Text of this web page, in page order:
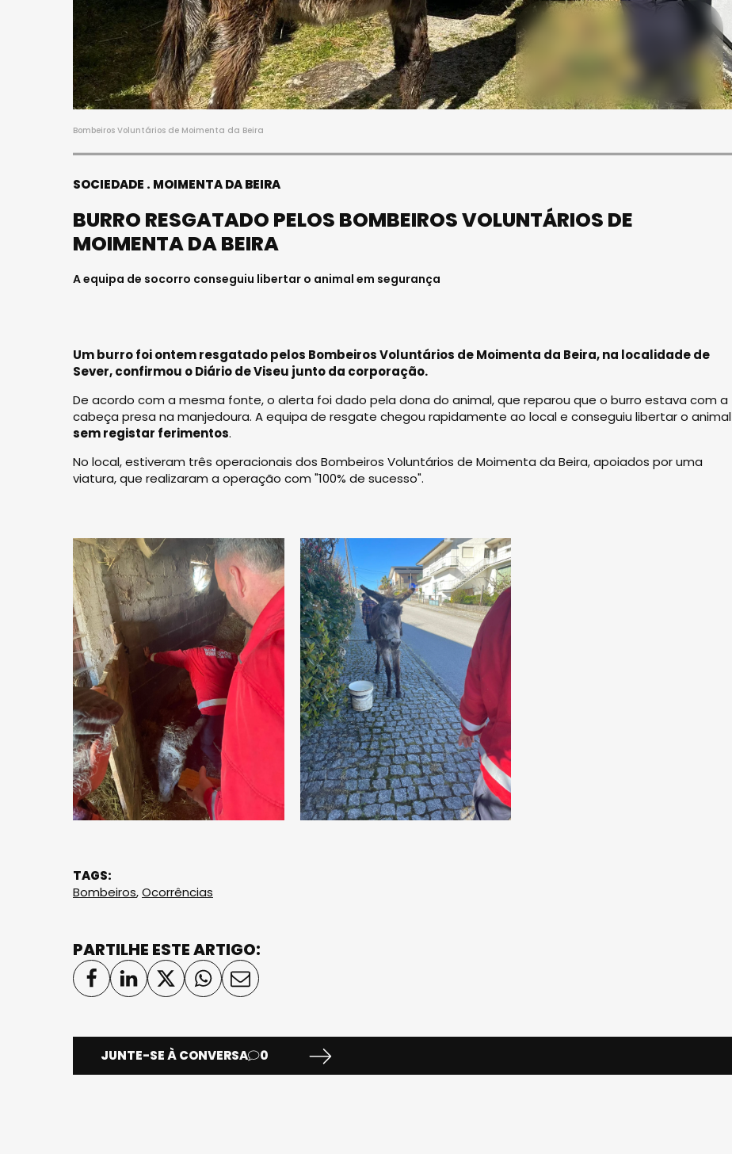
Bombeiros Voluntários de Moimenta da Beira
SOCIEDADE MOIMENTA DA BEIRA
BURRO RESGATADO PELOS BOMBEIROS VOLUNTÁRIOS DE
MOIMENTA DA BEIRA
A equipa de socorro conseguiu libertar o animal em segurança
Um burro foi ontem resgatado pelos Bombeiros Voluntários de Moimenta da Beira, na localidade de
Sever, confirmou o Diário de Viseu junto da corporação.
De acordo com a mesma fonte, o alerta foi dado pela dona do animal, que reparou que o burro estava com a
cabeça presa na manjedoura. A equipa de resgate chegou rapidamente ao local e conseguiu libertar o animal
sem registar ferimentos.
No local, estiveram três operacionais dos Bombeiros Voluntários de Moimenta da Beira, apoiados por uma
viatura, que realizaram a operação com "100% de sucesso".
TAGS:
Bombeiros,Ocorrências
PARTILHE ESTE ARTIGO:
JUNTE-SE À CONVERSA 0
JOVEM ENFERMEIRA NO